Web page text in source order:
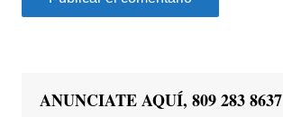
ANUNCIATE AQUÍ, 809 283 8637